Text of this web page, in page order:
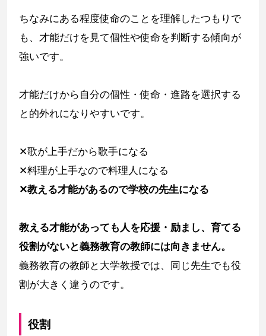
ちなみにある程度使命のことを理解したつもりで
も、才能だけを見て個性や使命を判断する傾向が
強いです。
才能だけから自分の個性・使命・進路を選択する
と的外れになりやすいです。
✕歌が上手だから歌手になる
✕料理が上手なので料理人になる
✕教える才能があるので学校の先生になる
教える才能があっても人を応援・励まし、育てる
役割がないと義務教育の教師には向きません。
義務教育の教師と大学教授では、同じ先生でも役
割が大きく違うのです。
役割